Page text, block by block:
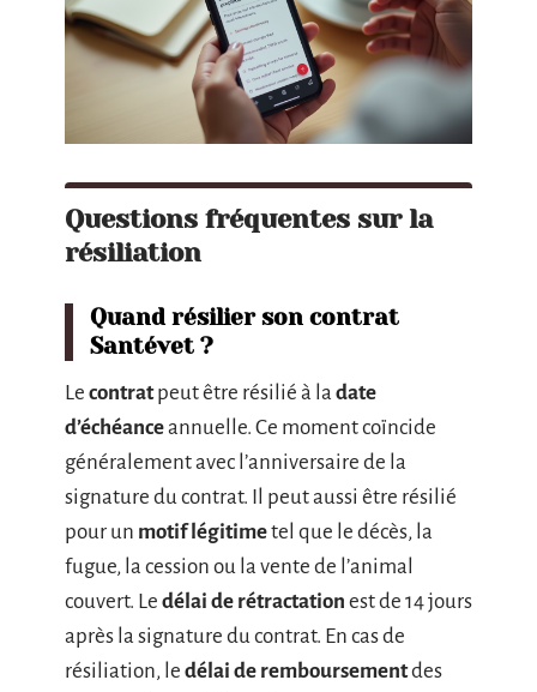
Questions fréquentes sur la
résiliation
Quand résilier son contrat
Santévet ?
Le contratpeut être résilié à la date
d’échéanceannuelle. Ce moment coïncide
généralement avec l’anniversaire de la
signature du contrat. Il peut aussi être résilié
pour un motif légitimetel que le décès, la
fugue, la cession ou la vente de l’animal
couvert. Le délai de rétractation est de 14 jours
après la signature du contrat. En cas de
résiliation, le délai de remboursementdes